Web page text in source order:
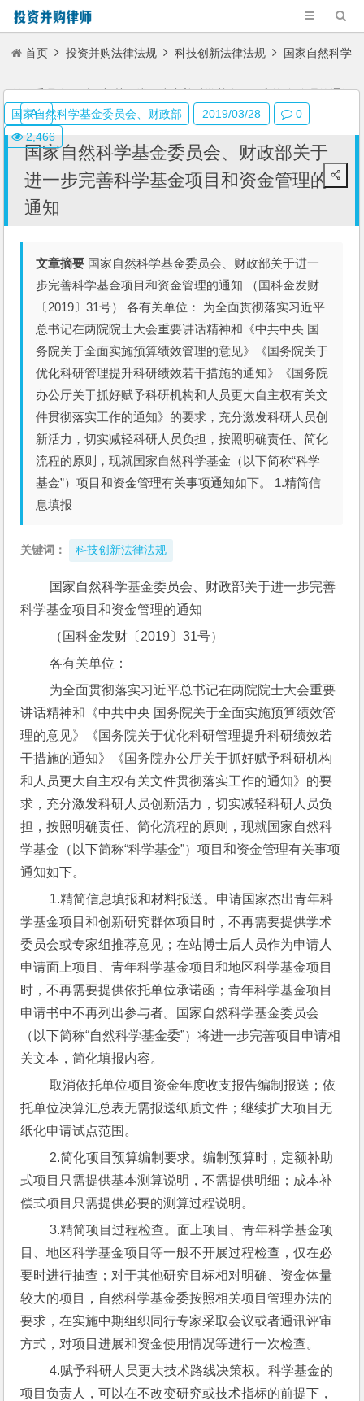
首页 投资并购法律法规 科技创新法律法规 国家自然科学
基金委员会、财政部关于进一步完善科学基金项目和资金管理的通知
国家自然科学基金委员会、财政部关于
进一步完善科学基金项目和资金管理的
通知
文章摘要 国家自然科学基金委员会、财政部关于进一
步完善科学基金项目和资金管理的通知 （国科金发财
〔2019〕31号） 各有关单位： 为全面贯彻落实习近平
总书记在两院院士大会重要讲话精神和《中共中央 国
务院关于全面实施预算绩效管理的意见》《国务院关于
优化科研管理提升科研绩效若干措施的通知》《国务院
办公厅关于抓好赋予科研机构和人员更大自主权有关文
件贯彻落实工作的通知》的要求，充分激发科研人员创
新活力，切实减轻科研人员负担，按照明确责任、简化
流程的原则，现就国家自然科学基金（以下简称“科学
基金”）项目和资金管理有关事项通知如下。 1.精简信
息填报
关键词： 科技创新法律法规
科学基金项目和资金管理的通知
（国科金发财〔2019〕31号）
各有关单位：
讲话精神和《中共中央 国务院关于全面实施预算绩效管
理的意见》《国务院关于优化科研管理提升科研绩效若
干措施的通知》《国务院办公厅关于抓好赋予科研机构
和人员更大自主权有关文件贯彻落实工作的通知》的要
求，充分激发科研人员创新活力，切实减轻科研人员负
担，按照明确责任、简化流程的原则，现就国家自然科
学基金（以下简称“科学基金”）项目和资金管理有关事项
通知如下。
学基金项目和创新研究群体项目时，不再需要提供学术
委员会或专家组推荐意见；在站博士后人员作为申请人
申请面上项目、青年科学基金项目和地区科学基金项目
时，不再需要提供依托单位承诺函；青年科学基金项目
申请书中不再列出参与者。国家自然科学基金委员会
（以下简称“自然科学基金委”）将进一步完善项目申请相
关文本，简化填报内容。
取消依托单位项目资金年度收支报告编制报送；依
托单位决算汇总表无需报送纸质文件；继续扩大项目无
纸化申请试点范围。
式项目只需提供基本测算说明，不需提供明细；成本补
偿式项目只需提供必要的测算过程说明。
3.精简项目过程检查。面上项目、青年科学基金项
目、地区科学基金项目等一般不开展过程检查，仅在必
要时进行抽查；对于其他研究目标相对明确、资金体量
较大的项目，自然科学基金委按照相关项目管理办法的
要求，在实施中期组织同行专家采取会议或者通讯评审
方式，对项目进展和资金使用情况等进行一次检查。
4.赋予科研人员更大技术路线决策权。科学基金的
项目负责人，可以在不改变研究或技术指标的前提下，
国家自然科学基金委员会、财政部 2019/03/28
0
2,466
A+